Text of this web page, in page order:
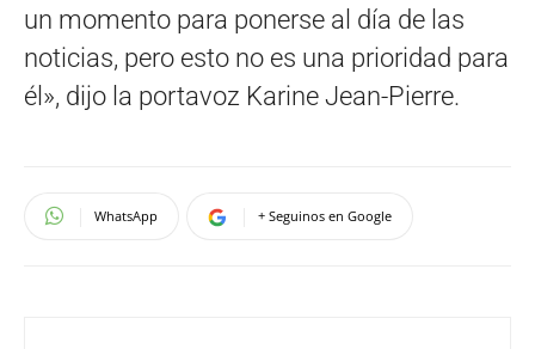
un momento para ponerse al día de las
noticias, pero esto no es una prioridad para
él», dijo la portavoz Karine Jean-Pierre.
WhatsApp + Seguinos en Google